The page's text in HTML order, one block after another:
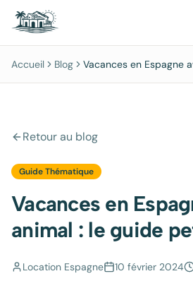
Accueil Blog
Vacances en Espagne
Retour au blog
Guide Thématique
Vacances en
animal : le guide
Location Espagne 10 février 2024